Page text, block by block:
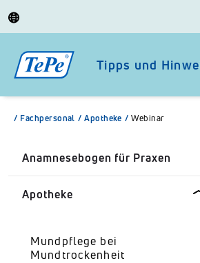
Tipps und
/ Fachpersonal / Apotheke / Webinar
Anamnesebogen für Praxen
Apotheke
Mundpflege bei
Mundtrockenheit